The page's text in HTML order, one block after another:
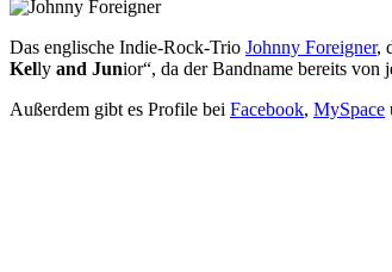
Das englische Indie-Rock-Trio Johnny Foreigner,
Kelly and Junior“, da der Bandname bereits von
Außerdem gibt es Profile bei Facebook, MySpace